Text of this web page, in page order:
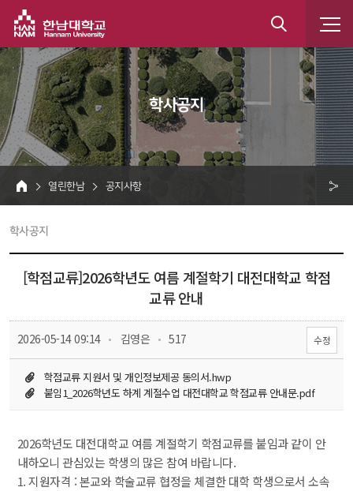
통
학사공지
HOME
열린한남 공지사항
유
학사공지
[학점교류]2026학년도 여름 계절학기 대전대학교 학점
교류 안내
2026-05-14 09:14 김영은 517 수정
학점교류 지원서 및 개인정보제공 동의서.hwp
붙임1_2026학년도 하계 계절수업 대전대학교 학점교류 안내문.pdf
2026학년도 대전대학교 여름 계절학기 학점교류를 붙임과 같이 안
내하오니 관심있는 학생의 많은 참여 바랍니다.
1. 지원자격 : 본교와 학술교류 협정을 체결한 대학 학생으로서 소속